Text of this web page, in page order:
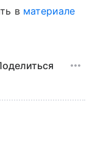
в материале